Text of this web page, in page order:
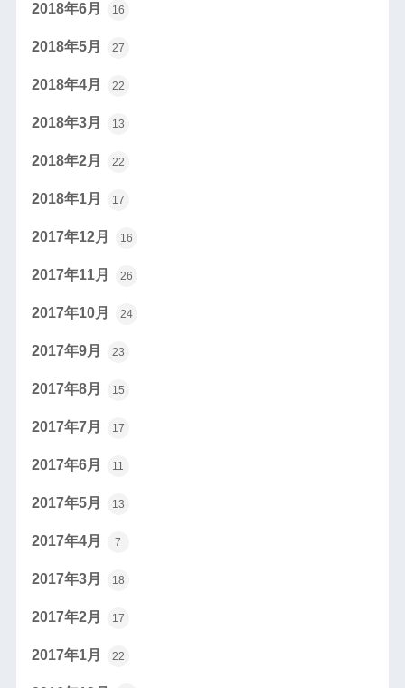
2018年6月 16
2018年5月 27
2018年4月 22
2018年3月 13
2018年2月 22
2018年1月 17
2017年12月 16
2017年11月 26
2017年10月 24
2017年9月 23
2017年8月 15
2017年7月 17
2017年6月 11
2017年5月 13
2017年4月 7
2017年3月 18
2017年2月 17
2017年1月 22